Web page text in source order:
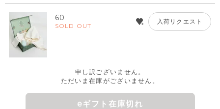
60
SOLD OUT
入荷リクエスト
申し訳ございません。
ただいま在庫がございません。
eギフト在庫切れ